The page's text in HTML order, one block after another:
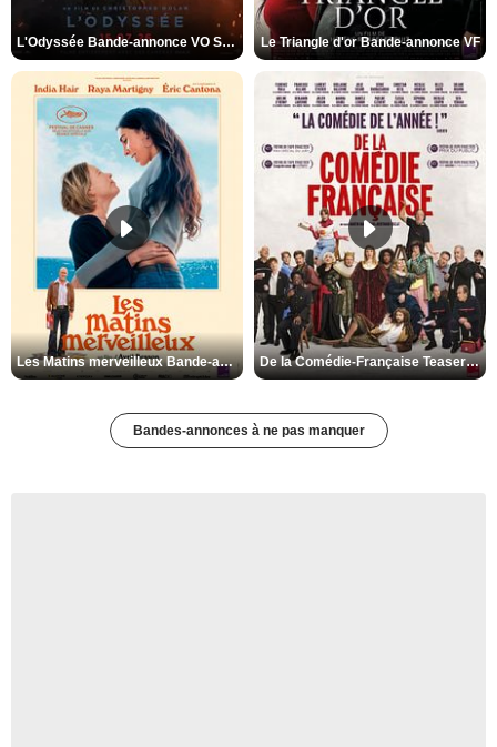
L'Odyssée Bande-annonce VO STFR Le Triangle d'or Bande-annonce VF
Les Matins merveilleux Bande-annonce VF De la Comédie-Française Teaser VF
Bandes-annonces à ne pas manquer